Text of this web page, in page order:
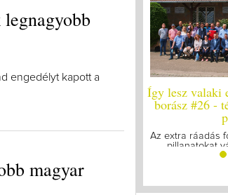
engedélyt kapott a
magyar
Így lesz valaki egy év alatt végzett
borász #26 - tényleg a legutolsó
Az extra ráadás fotók mellett a legjobb
pillanatokat válogattam össze...